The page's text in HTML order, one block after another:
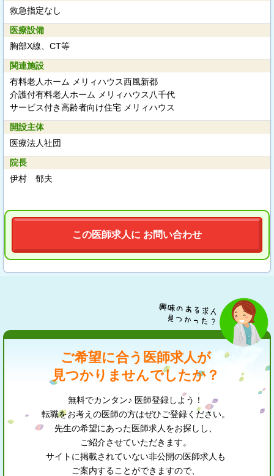
救急指定なし
医療設備
胸部X線、CT等
関連施設
有料老人ホーム メリィハウス西風新都
介護付有料老人ホーム メリィハウス八千代
サービス付き高齢者向け住宅 メリィハウス
開設主体
医療法人社団
院長
伊村 郁夫
この医師求人に お問い合わせ
ご希望に合う医師求人が
見つかりませんでしたか？
無料でカンタン♪ 医師登録しよう！
転職をお考えの医師の方はぜひご登録ください。
先生の希望にあった医師求人をお探しし、
ご紹介させていただきます。
サイトに掲載されていない非公開の医師求人も
ご案内することができますので、